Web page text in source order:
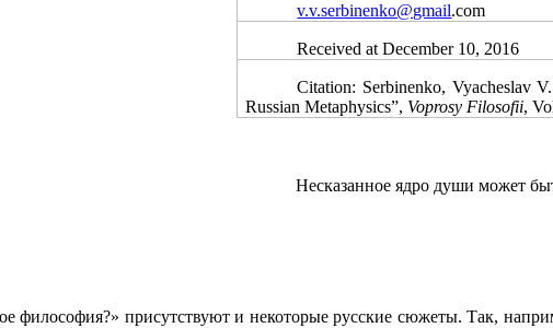
v.v.serbinenko@gmail.com
Received at December10, 2016
Citation: Serbinenko, Vyacheslav
Russian Metaphysics”, Voprosy Filosofii,
Несказанное ядро души может
философия?» присутствуют и некоторые русские сюжеты. Так,